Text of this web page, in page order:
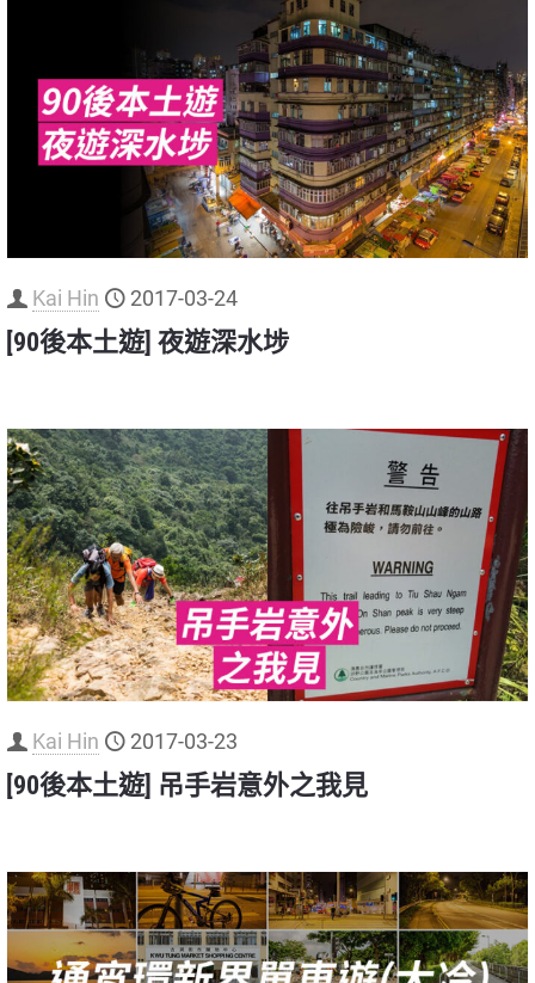
Kai Hin 2017-03-24
[90後本土遊] 夜遊深水埗
Kai Hin 2017-03-23
[90後本土遊] 吊手岩意外之我見